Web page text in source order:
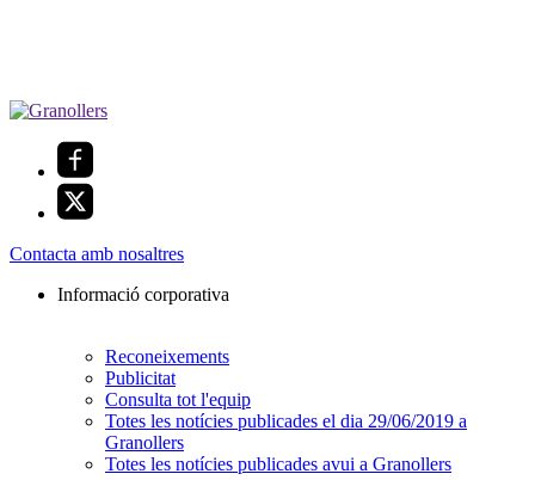
Contacta amb nosaltres
Informació corporativa
Reconeixements
Publicitat
Consulta tot l'equip
Totes les notícies publicades el dia 29/06/2019 a
Granollers
Totes les notícies publicades avui a Granollers